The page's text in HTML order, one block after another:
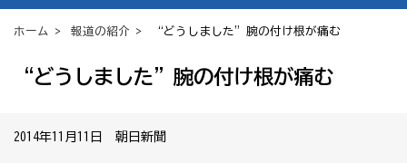
ホーム > 報道の紹介 > “どうしました”腕の付け根が痛む
“どうしました”腕の付け根が痛む
2014年11月11日 朝日新聞